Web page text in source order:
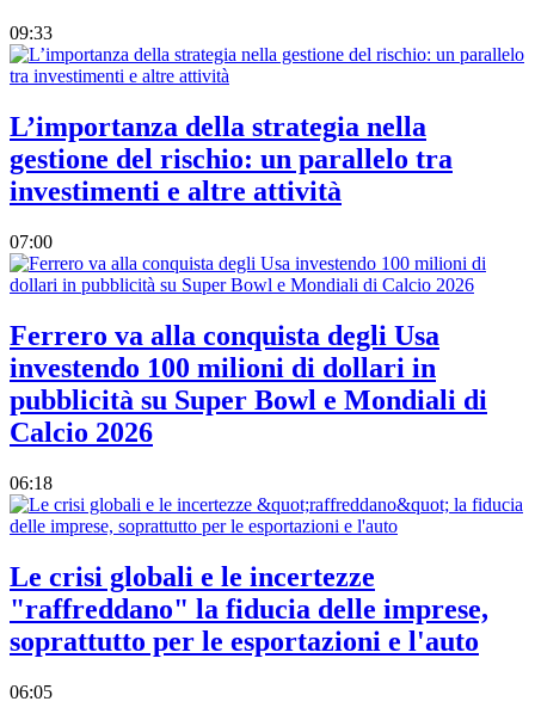
09:33
L’importanza della strategia nella
gestione del rischio: un parallelo tra
investimenti e altre attività
07:00
Ferrero va alla conquista degli Usa
investendo 100 milioni di dollari in
pubblicità su Super Bowl e Mondiali di
Calcio 2026
06:18
Le crisi globali e le incertezze
"raffreddano" la fiducia delle imprese,
soprattutto per le esportazioni e l'auto
06:05